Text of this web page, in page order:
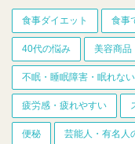
食事ダイエット 食事
40代の悩み 美容商品
不眠・睡眠障害・眠れない
疲労感・疲れやすい
便秘 芸能人・有名人